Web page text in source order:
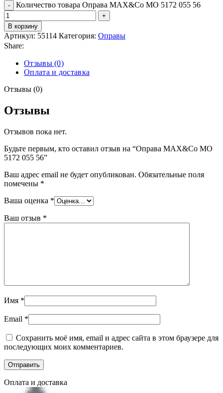
Количество товара Оправа MAX&Co MO 5172 055 56
В корзину
Артикул: 55114 Категория: Оправы
Share:
Отзывы (0)
Оплата и доставка
Отзывы (0)
Отзывы
Отзывов пока нет.
Будьте первым, кто оставил отзыв на “Оправа MAX&Co MO
5172 055 56”
Ваш адрес email не будет опубликован. Обязательные поля
помечены *
Ваша оценка *
Ваш отзыв *
Имя *
Email *
Сохранить моё имя, email и адрес сайта в этом браузере для
последующих моих комментариев.
Оплата и доставка